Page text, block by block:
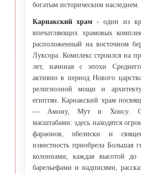
богатым историческим наследием.
Карнакский храм - один из
впечатляющих храмовых
расположенный на восточном
Луксора. Комплекс строился на
лет, начиная с эпохи
активно в период Нового
религиозной мощи и
египтян. Карнакский храм
— Амону, Мут и Хонсу. Он
масштабами: здесь находятся
фараонов, обелиски и
известность приобрела Большая
колоннами, каждая высотой до
барельефами и надписями,